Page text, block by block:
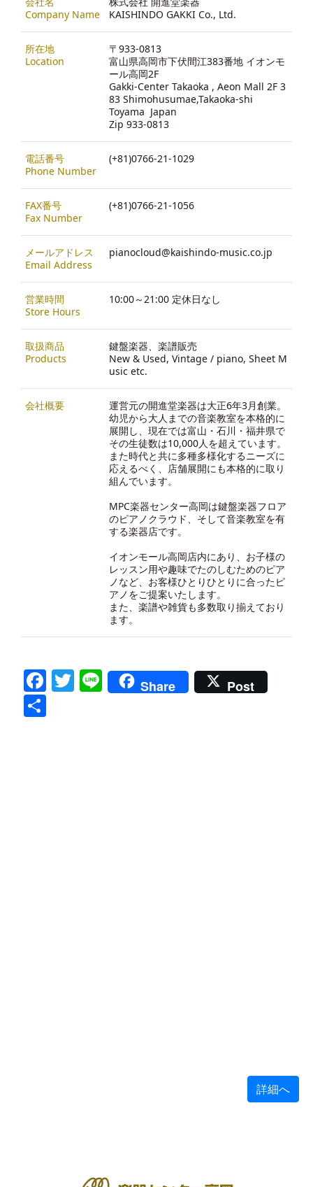
Company Name
KAISHINDO GAKKI Co., Ltd.
所在地
Location
〒933-0813
富山県高岡市下伏間江383番地 イオンモ
ール高岡2F
Gakki-Center Takaoka , Aeon Mall 2F 3
83 Shimohusumae,Takaoka-shi
Toyama Japan
Zip 933-0813
電話番号
Phone Number
(+81)0766-21-1029
FAX番号
Fax Number
(+81)0766-21-1056
メールアドレス
Email Address
pianocloud@kaishindo-music.co.jp
営業時間
Store Hours
10:00～21:00 定休日なし
取扱商品
Products
鍵盤楽器、楽譜販売
New & Used, Vintage / piano, Sheet M
usic etc.
会社概要
運営元の開進堂楽器は大正6年3月創業。
幼児から大人までの音楽教室を本格的に
展開し、現在では富山・石川・福井県で
その生徒数は10,000人を超えています。
また時代と共に多種多様化するニーズに
応えるべく、店舗展開にも本格的に取り
組んでいます。
MPC楽器センター高岡は鍵盤楽器フロア
のピアノクラウド、そして音楽教室を有
する楽器店です。
イオンモール高岡店内にあり、お子様の
レッスン用や趣味でたのしむためのピア
ノなど、お客様ひとりひとりに合ったピ
アノをご提案いたします。
また、楽譜や雑貨も多数取り揃えており
ます。
Facebook
Twitter
LineShare Post
詳細へ